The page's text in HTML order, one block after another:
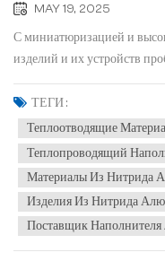
MAY 19, 2025
С миниатюризацией и
изделий и их устройств
существенным узким
электронных технологий,
тепла теплопроводящими
теплопроводящие компо...
ТЕГИ :
Теплоотводящие
Теплопроводящий
Материалы Из Нитрида
Изделия Из Нитрида
Поставщик Наполнителя